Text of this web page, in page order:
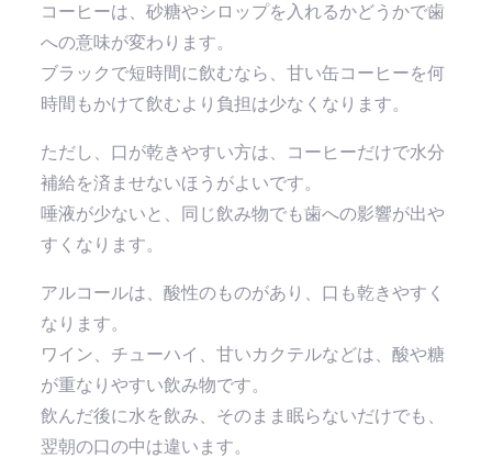
コーヒーは、砂糖やシロップを入れるかどうかで歯
への意味が変わります。
ブラックで短時間に飲むなら、甘い缶コーヒーを何
時間もかけて飲むより負担は少なくなります。
ただし、口が乾きやすい方は、コーヒーだけで水分
補給を済ませないほうがよいです。
唾液が少ないと、同じ飲み物でも歯への影響が出や
すくなります。
アルコールは、酸性のものがあり、口も乾きやすく
なります。
ワイン、チューハイ、甘いカクテルなどは、酸や糖
が重なりやすい飲み物です。
飲んだ後に水を飲み、そのまま眠らないだけでも、
翌朝の口の中は違います。